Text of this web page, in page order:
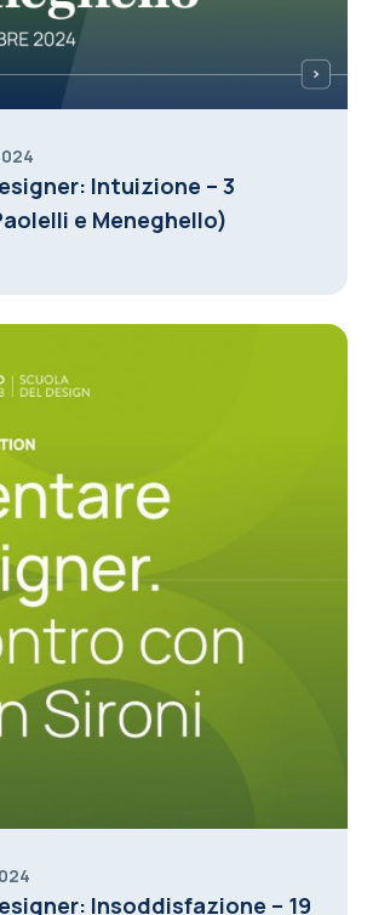
Intuizione – 3
e Meneghello)
Insoddisfazione – 19